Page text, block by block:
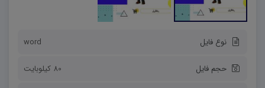
نوع فایل word
حجم فایل 80 کیلوبایت